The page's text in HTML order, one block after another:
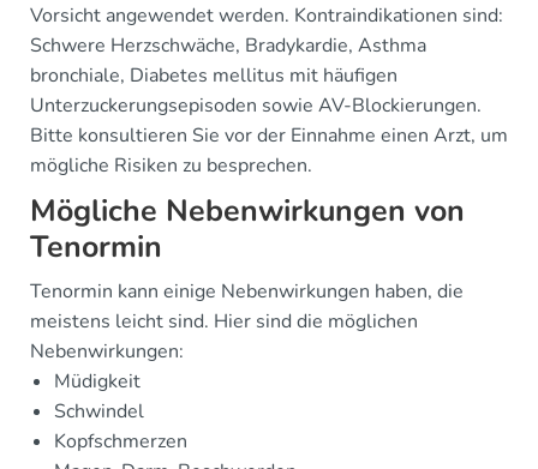
Vorsicht angewendet werden. Kontraindikationen sind:
Schwere Herzschwäche, Bradykardie, Asthma
bronchiale, Diabetes mellitus mit häufigen
Unterzuckerungsepisoden sowie AV-Blockierungen.
Bitte konsultieren Sie vor der Einnahme einen Arzt, um
mögliche Risiken zu besprechen.
Mögliche Nebenwirkungen von
Tenormin
Tenormin kann einige Nebenwirkungen haben, die
meistens leicht sind. Hier sind die möglichen
Nebenwirkungen:
Müdigkeit
Schwindel
Kopfschmerzen